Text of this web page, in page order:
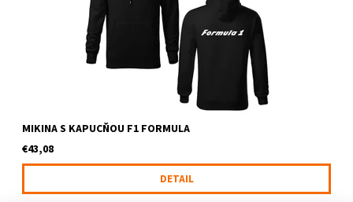
MIKINA S KAPUCŇOU F1 FORMULA
€43,08
DETAIL